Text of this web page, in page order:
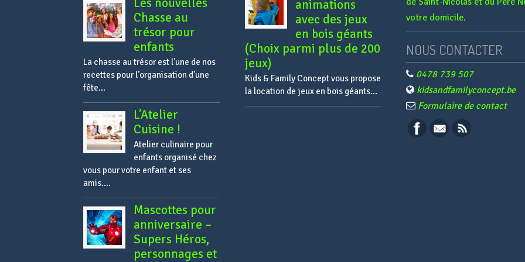
Chasse au
trésor pour
enfants
La chasse au trésor est l’une de nos
recettes pour l’organisation d’une
fête...
L’Atelier
Cuisine !
Atelier culinaire pour
enfants organisé chez
vous pour votre enfant et ses
amis....
Mascottes pour
anniversaire –
Supers Héros,
personnages et
animations
avec des jeux
en bois géants
(Choix parmi plus de 200
jeux)
Kids & Family Concept vous propose
la location de jeux en bois géants...
votre domicile.
NOUS CONTACTER
0478 739 507
kidsandfamilyconcept.be
Formulaire de contact